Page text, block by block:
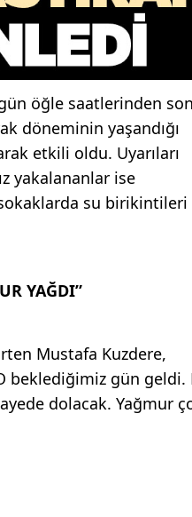
öğle saatlerinden
döneminin yaşandığı
etkili oldu. Uyarıları
yakalananlar ise
su birikintileri
YAĞDI”
Mustafa Kuzdere,
beklediğimiz gün geldi.
dolacak. Yağmur